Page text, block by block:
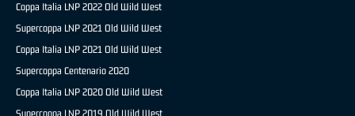
Coppa Italia LNP 2022 Old Wild West
Supercoppa LNP 2021 Old Wild West
Coppa Italia LNP 2021 Old Wild West
Supercoppa Centenario 2020
Coppa Italia LNP 2020 Old Wild West
Supercoppa LNP 2019 Old Wild West